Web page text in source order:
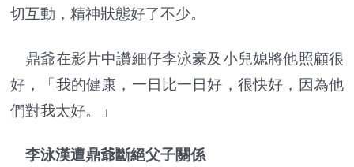
切互動，精神狀態好了不少。
鼎爺在影片中讚細仔李泳豪及小兒媳將他照顧很
好，「我的健康，一日比一日好，很快好，因為他
們對我太好。」
李泳漢遭鼎爺斷絕父子關係